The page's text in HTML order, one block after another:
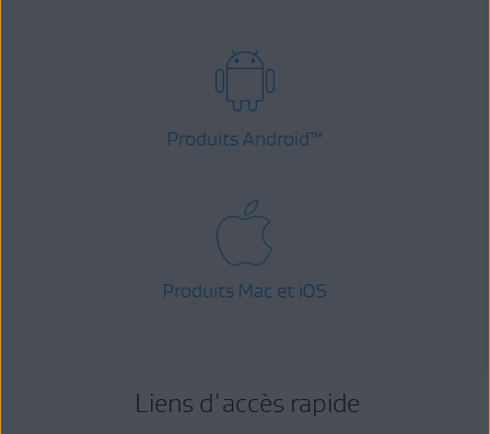
Produits Android™
Produits Mac et iOS
Liens d'accès rapide